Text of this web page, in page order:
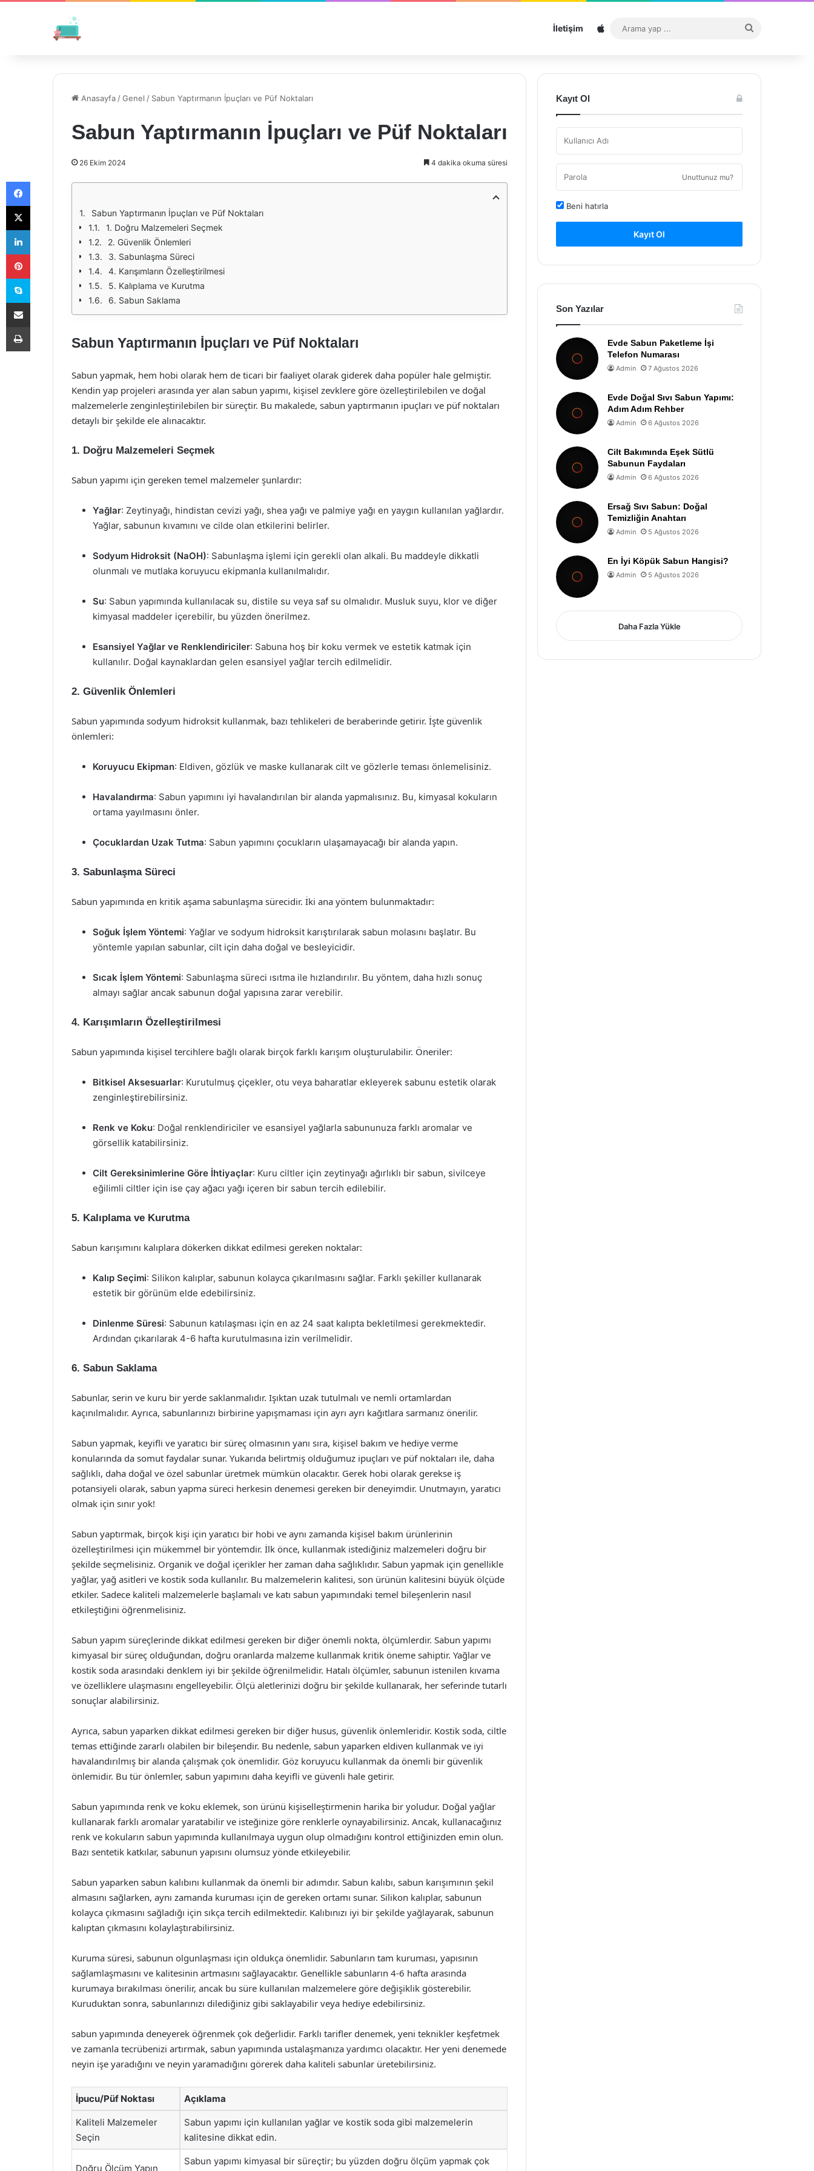
İletişim Sitemap
...
Anasayfa /Genel / Sabun Yaptırmanın İpuçları ve Püf Noktaları
Sabun Yaptırmanın İpuçları ve Püf Noktaları
26 Ekim 2024 4 dakika okuma süresi
Sabun Yaptırmanın İpuçları ve Püf Noktaları
1. Doğru Malzemeleri Seçmek
2. Güvenlik Önlemleri
3. Sabunlaşma Süreci
4. Karışımların Özelleştirilmesi
5. Kalıplama ve Kurutma
6. Sabun Saklama
Sabun Yaptırmanın İpuçları ve Püf Noktaları
Sabun yapmak, hem hobi olarak hem de ticari bir faaliyet olarak giderek daha popüler hale gelmiştir.
Kendin yap projeleri arasında yer alan sabun yapımı, kişisel zevklere göre özelleştirilebilen ve doğal
malzemelerle zenginleştirilebilen bir süreçtir. Bu makalede, sabun yaptırmanın ipuçları ve püf noktaları
detaylı bir şekilde ele alınacaktır.
1. Doğru Malzemeleri Seçmek
Sabun yapımı için gereken temel malzemeler şunlardır:
Yağlar: Zeytinyağı, hindistan cevizi yağı, shea yağı ve palmiye yağı en yaygın kullanılan yağlardır.
Yağlar, sabunun kıvamını ve cilde olan etkilerini belirler.
Sodyum Hidroksit (NaOH): Sabunlaşma işlemi için gerekli olan alkali. Bu maddeyle dikkatli
olunmalı ve mutlaka koruyucu ekipmanla kullanılmalıdır.
Su: Sabun yapımında kullanılacak su, distile su veya saf su olmalıdır. Musluk suyu, klor ve diğer
kimyasal maddeler içerebilir, bu yüzden önerilmez.
Esansiyel Yağlar ve Renklendiriciler: Sabuna hoş bir koku vermek ve estetik katmak için
kullanılır. Doğal kaynaklardan gelen esansiyel yağlar tercih edilmelidir.
2. Güvenlik Önlemleri
Sabun yapımında sodyum hidroksit kullanmak, bazı tehlikeleri de beraberinde getirir. İşte güvenlik
önlemleri:
Koruyucu Ekipman: Eldiven, gözlük ve maske kullanarak cilt ve gözlerle teması önlemelisiniz.
Havalandırma: Sabun yapımını iyi havalandırılan bir alanda yapmalısınız. Bu, kimyasal kokuların
ortama yayılmasını önler.
Çocuklardan Uzak Tutma: Sabun yapımını çocukların ulaşamayacağı bir alanda yapın.
3. Sabunlaşma Süreci
Sabun yapımında en kritik aşama sabunlaşma sürecidir. İki ana yöntem bulunmaktadır:
Soğuk İşlem Yöntemi: Yağlar ve sodyum hidroksit karıştırılarak sabun molasını başlatır. Bu
yöntemle yapılan sabunlar, cilt için daha doğal ve besleyicidir.
Sıcak İşlem Yöntemi: Sabunlaşma süreci ısıtma ile hızlandırılır. Bu yöntem, daha hızlı sonuç
almayı sağlar ancak sabunun doğal yapısına zarar verebilir.
4. Karışımların Özelleştirilmesi
Sabun yapımında kişisel tercihlere bağlı olarak birçok farklı karışım oluşturulabilir. Öneriler:
Bitkisel Aksesuarlar: Kurutulmuş çiçekler, otu veya baharatlar ekleyerek sabunu estetik olarak
zenginleştirebilirsiniz.
Renk ve Koku: Doğal renklendiriciler ve esansiyel yağlarla sabununuza farklı aromalar ve
görsellik katabilirsiniz.
Cilt Gereksinimlerine Göre İhtiyaçlar: Kuru ciltler için zeytinyağı ağırlıklı bir sabun, sivilceye
eğilimli ciltler için ise çay ağacı yağı içeren bir sabun tercih edilebilir.
5. Kalıplama ve Kurutma
Sabun karışımını kalıplara dökerken dikkat edilmesi gereken noktalar:
Kalıp Seçimi: Silikon kalıplar, sabunun kolayca çıkarılmasını sağlar. Farklı şekiller kullanarak
estetik bir görünüm elde edebilirsiniz.
Dinlenme Süresi: Sabunun katılaşması için en az 24 saat kalıpta bekletilmesi gerekmektedir.
Ardından çıkarılarak 4-6 hafta kurutulmasına izin verilmelidir.
6. Sabun Saklama
Sabunlar, serin ve kuru bir yerde saklanmalıdır. Işıktan uzak tutulmalı ve nemli ortamlardan
kaçınılmalıdır. Ayrıca, sabunlarınızı birbirine yapışmaması için ayrı ayrı kağıtlara sarmanız önerilir.
Sabun yapmak, keyifli ve yaratıcı bir süreç olmasının yanı sıra, kişisel bakım ve hediye verme
konularında da somut faydalar sunar. Yukarıda belirtmiş olduğumuz ipuçları ve püf noktaları ile, daha
sağlıklı, daha doğal ve özel sabunlar üretmek mümkün olacaktır. Gerek hobi olarak gerekse iş
potansiyeli olarak, sabun yapma süreci herkesin denemesi gereken bir deneyimdir. Unutmayın, yaratıcı
olmak için sınır yok!
Sabun yaptırmak, birçok kişi için yaratıcı bir hobi ve aynı zamanda kişisel bakım ürünlerinin
özelleştirilmesi için mükemmel bir yöntemdir. İlk önce, kullanmak istediğiniz malzemeleri doğru bir
şekilde seçmelisiniz. Organik ve doğal içerikler her zaman daha sağlıklıdır. Sabun yapmak için genellikle
yağlar, yağ asitleri ve kostik soda kullanılır. Bu malzemelerin kalitesi, son ürünün kalitesini büyük ölçüde
etkiler. Sadece kaliteli malzemelerle başlamalı ve katı sabun yapımındaki temel bileşenlerin nasıl
etkileştiğini öğrenmelisiniz.
Sabun yapım süreçlerinde dikkat edilmesi gereken bir diğer önemli nokta, ölçümlerdir. Sabun yapımı
kimyasal bir süreç olduğundan, doğru oranlarda malzeme kullanmak kritik öneme sahiptir. Yağlar ve
kostik soda arasındaki denklem iyi bir şekilde öğrenilmelidir. Hatalı ölçümler, sabunun istenilen kıvama
ve özelliklere ulaşmasını engelleyebilir. Ölçü aletlerinizi doğru bir şekilde kullanarak, her seferinde tutarlı
sonuçlar alabilirsiniz.
Ayrıca, sabun yaparken dikkat edilmesi gereken bir diğer husus, güvenlik önlemleridir. Kostik soda, ciltle
temas ettiğinde zararlı olabilen bir bileşendir. Bu nedenle, sabun yaparken eldiven kullanmak ve iyi
havalandırılmış bir alanda çalışmak çok önemlidir. Göz koruyucu kullanmak da önemli bir güvenlik
önlemidir. Bu tür önlemler, sabun yapımını daha keyifli ve güvenli hale getirir.
Sabun yapımında renk ve koku eklemek, son ürünü kişiselleştirmenin harika bir yoludur. Doğal yağlar
kullanarak farklı aromalar yaratabilir ve isteğinize göre renklerle oynayabilirsiniz. Ancak, kullanacağınız
renk ve kokuların sabun yapımında kullanılmaya uygun olup olmadığını kontrol ettiğinizden emin olun.
Bazı sentetik katkılar, sabunun yapısını olumsuz yönde etkileyebilir.
Sabun yaparken sabun kalıbını kullanmak da önemli bir adımdır. Sabun kalıbı, sabun karışımının şekil
almasını sağlarken, aynı zamanda kuruması için de gereken ortamı sunar. Silikon kalıplar, sabunun
kolayca çıkmasını sağladığı için sıkça tercih edilmektedir. Kalıbınızı iyi bir şekilde yağlayarak, sabunun
kalıptan çıkmasını kolaylaştırabilirsiniz.
Kuruma süresi, sabunun olgunlaşması için oldukça önemlidir. Sabunların tam kuruması, yapısının
sağlamlaşmasını ve kalitesinin artmasını sağlayacaktır. Genellikle sabunların 4-6 hafta arasında
kurumaya bırakılması önerilir, ancak bu süre kullanılan malzemelere göre değişiklik gösterebilir.
Kuruduktan sonra, sabunlarınızı dilediğiniz gibi saklayabilir veya hediye edebilirsiniz.
sabun yapımında deneyerek öğrenmek çok değerlidir. Farklı tarifler denemek, yeni teknikler keşfetmek
ve zamanla tecrübenizi artırmak, sabun yapımında ustalaşmanıza yardımcı olacaktır. Her yeni denemede
neyin işe yaradığını ve neyin yaramadığını görerek daha kaliteli sabunlar üretebilirsiniz.
İpucu/Püf Noktası Açıklama
Kaliteli Malzemeler
Seçin
Sabun yapımı için kullanılan yağlar ve kostik soda gibi malzemelerin
kalitesine dikkat edin.
Doğru Ölçüm Yapın
Sabun yapımı kimyasal bir süreçtir; bu yüzden doğru ölçüm yapmak çok
Kayıt Ol
Unuttunuz mu?
Beni hatırla
Kayıt Ol
Son Yazılar
Evde Sabun Paketleme İşi
Telefon Numarası
Admin 7 Ağustos 2026
Evde Doğal Sıvı Sabun Yapımı:
Adım Adım Rehber
Admin 6 Ağustos 2026
Cilt Bakımında Eşek Sütlü
Sabunun Faydaları
Admin 6 Ağustos 2026
Ersağ Sıvı Sabun: Doğal
Temizliğin Anahtarı
Admin 5 Ağustos 2026
En İyi Köpük Sabun Hangisi?
Admin 5 Ağustos 2026
Daha Fazla Yükle
Facebook
X
LinkedIn
Pinterest
Skype
E-Posta ile paylaş